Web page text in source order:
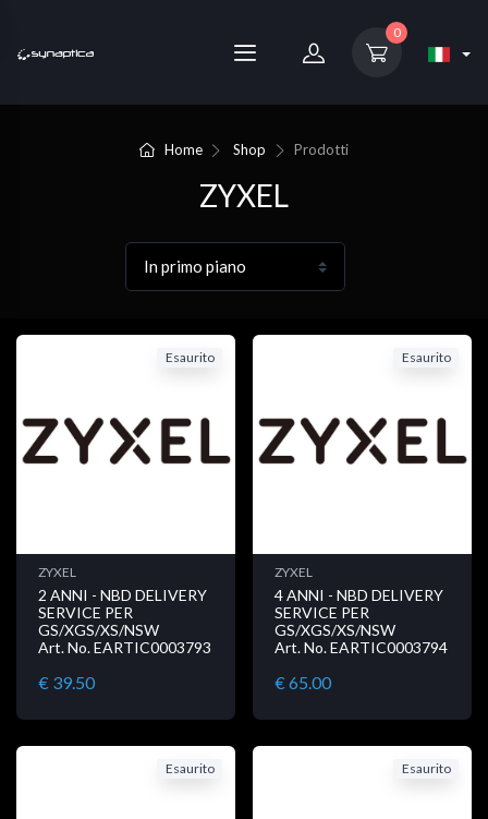
0
Home Shop Prodotti
ZYXEL
Esaurito
ZYXEL
2 ANNI - NBD DELIVERY
SERVICE PER
GS/XGS/XS/NSW
Art. No. EARTIC0003793
€ 39.50
Esaurito
ZYXEL
4 ANNI - NBD DELIVERY
SERVICE PER
GS/XGS/XS/NSW
Art. No. EARTIC0003794
€ 65.00
Esaurito Esaurito